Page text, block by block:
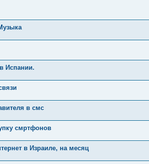
Испании.
в смс
смртфонов
в Израиле, на месяц